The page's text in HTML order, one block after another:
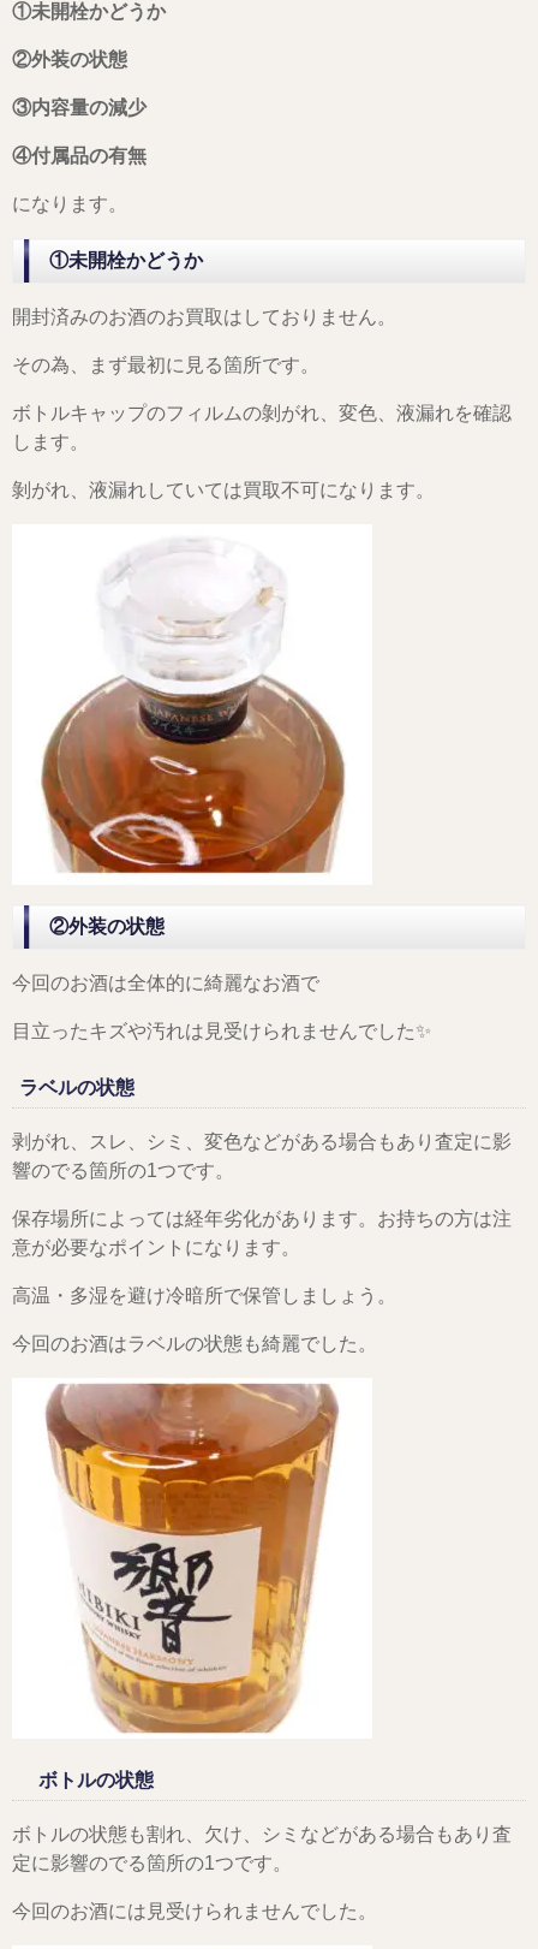
①未開栓かどうか
②外装の状態
③内容量の減少
④付属品の有無
になります。
①未開栓かどうか
開封済みのお酒のお買取はしておりません。
その為、まず最初に見る箇所です。
ボトルキャップのフィルムの剝がれ、変色、液漏れを確認
します。
剝がれ、液漏れしていては買取不可になります。
②外装の状態
今回のお酒は全体的に綺麗なお酒で
目立ったキズや汚れは見受けられませんでした✨
ラベルの状態
剥がれ、スレ、シミ、変色などがある場合もあり査定に影
響のでる箇所の1つです。
保存場所によっては経年劣化があります。お持ちの方は注
意が必要なポイントになります。
高温・多湿を避け冷暗所で保管しましょう。
今回のお酒はラベルの状態も綺麗でした。
ボトルの状態
ボトルの状態も割れ、欠け、シミなどがある場合もあり査
定に影響のでる箇所の1つです。
今回のお酒には見受けられませんでした。